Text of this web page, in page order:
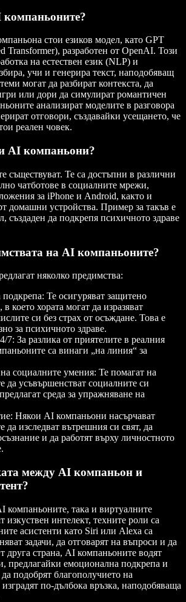
стои езиков модел, като GPT
Transformer), разработен от OpenAI. Този
на естествен език (NLP) и
учи и генерира текст, наподобяващ
могат да разбират контекста, да
или дори да симулират романтичен
анализират моделите в разговора
отговори, създавайки усещането, че
реален човек.
AI компаньони?
съществуват. Те са достъпни в различни
чатботове в социалните мрежи,
за iPhone и Android, както и
домашни устройства. Пример за такъв е
създаден да подкрепя психичното здраве
на AI компаньоните?
няколко предимства:
: Те осигуряват защитено
в което хората могат да изразяват
си без страх от осъждане. Това е
за психичното здраве.
7: За разлика от приятелите в реалния
са винаги „на линия“ за
социалните умения: Те помагат на
да усъвършенстват социалните си
среда за упражняване на
: Някои AI компаньони насърчават
да изследват вътрешния си свят, да
и да работят върху личностното
между AI компаньон и
компаньоните, така и виртуалните
изкуствен интелект, техните роли са
асистенти като Siri или Alexa са
задачи, да отговарят на въпроси и да
друга страна, AI компаньоните водят
предлагайки емоционална подкрепа и
подобрят благополучието на
по-дълбока връзка, наподобяваща